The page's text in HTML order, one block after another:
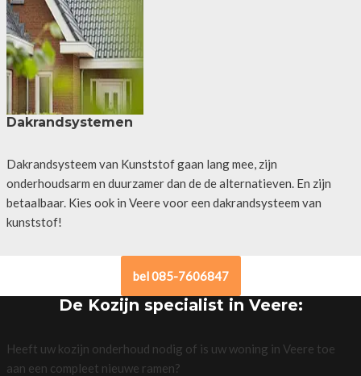
Dakrandsystemen
Dakrandsysteem van Kunststof gaan lang mee, zijn
onderhoudsarm en duurzamer dan de de alternatieven. En zijn
betaalbaar. Kies ook in Veere voor een dakrandsysteem van
kunststof!
bel 085-7606847
De Kozijn specialist in Veere:
Heeft uw kozijn onderhoud nodig of is uw woning in Veere toe
aan een compleet nieuwe ramen?